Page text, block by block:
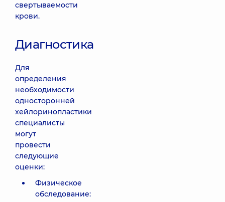
свертываемости
крови.
Диагностика
Для
определения
необходимости
односторонней
хейлоринопластики
специалисты
могут
провести
следующие
оценки:
Физическое
обследование: